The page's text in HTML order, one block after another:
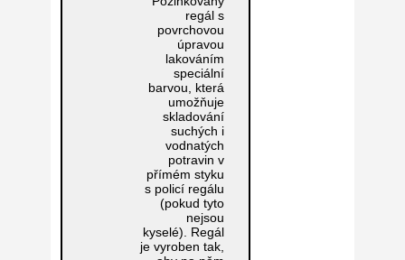
regál s
povrchovou
úpravou
lakováním
speciální
barvou, která
umožňuje
skladování
suchých i
vodnatých
potravin v
přímém styku
s policí regálu
(pokud tyto
nejsou
kyselé). Regál
je vyroben tak,